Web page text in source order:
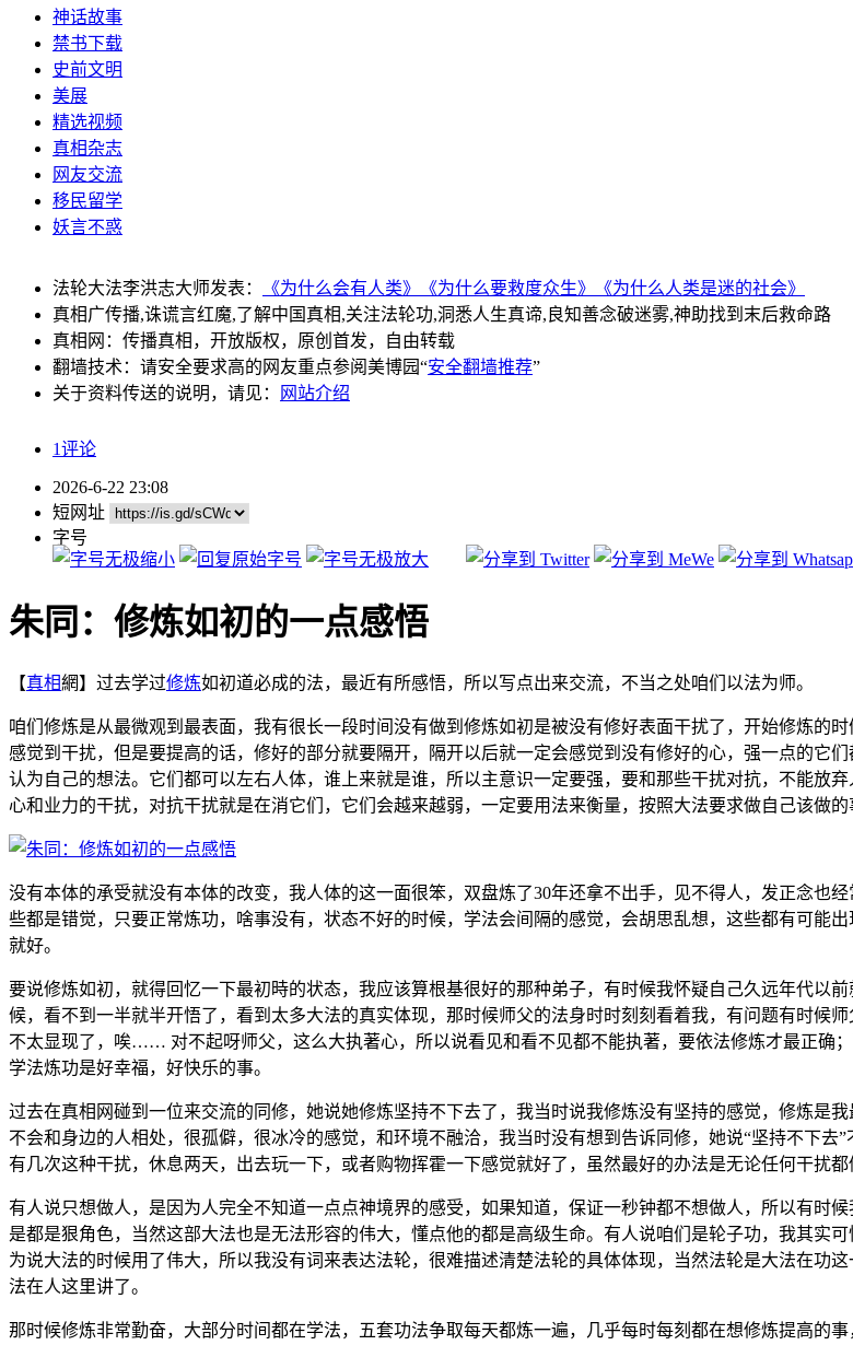
神话故事
禁书下载
史前文明
美展
精选视频
真相杂志
网友交流
移民留学
妖言不惑
法轮大法李洪志大师发表： 《为什么会有人类》 《为什么要救度众生》
《为什么人类是迷的社会》
真相广传播,诛谎言红魔,了解中国真相,关注法轮功,洞悉人生真谛,良知善念破迷雾,神助找到末后救命路
真相网：传播真相，开放版权，原创首发，自由转载
翻墙技术：请安全要求高的网友重点参阅美博园“安全翻墙推荐”
关于资料传送的说明，请见：
网站介绍
1评论
2026-6-22 23:08
短网址
字号
朱同：修炼如初的一点感悟
【真相網】过去学过修炼如初道必成的法，最近有所感悟，所以写点出来交流，不当之处咱们以法为师。
咱们修炼是从最微观到最表面，我有很长一段时间没有做到修炼如初是被没有修好表面干扰了，开始修炼的
感觉到干扰，但是要提高的话，修好的部分就要隔开，隔开以后就一定会感觉到没有修好的心，强一点的它
认为自己的想法。它们都可以左右人体，谁上来就是谁，所以主意识一定要强，要和那些干扰对抗，不能放
心和业力的干扰，对抗干扰就是在消它们，它们会越来越弱，一定要用法来衡量，按照大法要求做自己该做的
没有本体的承受就没有本体的改变，我人体的这一面很笨，双盘炼了30年还拿不出手，见不得人，发正念也
些都是错觉，只要正常炼功，啥事没有，状态不好的时候，学法会间隔的感觉，会胡思乱想，这些都有可能
就好。
要说修炼如初，就得回忆一下最初時的状态，我应该算根基很好的那种弟子，有时候我怀疑自己久远年代以
候，看不到一半就半开悟了，看到太多大法的真实体现，那时候师父的法身时时刻刻看着我，有问题有时候
不太显现了，唉…… 对不起呀师父，这么大执著心，所以说看见和看不见都不能执著，要依法修炼才最正确
学法炼功是好幸福，好快乐的事。
过去在真相网碰到一位来交流的同修，她说她修炼坚持不下去了，我当时说我修炼没有坚持的感觉，修炼是
不会和身边的人相处，很孤僻，很冰冷的感觉，和环境不融洽，我当时没有想到告诉同修，她说“坚持不下
有几次这种干扰，休息两天，出去玩一下，或者购物挥霍一下感觉就好了，虽然最好的办法是无论任何干扰都
有人说只想做人，是因为人完全不知道一点点神境界的感受，如果知道，保证一秒钟都不想做人，所以有时
是都是狠角色，当然这部大法也是无法形容的伟大，懂点他的都是高级生命。有人说咱们是轮子功，我其实
为说大法的时候用了伟大，所以我没有词来表达法轮，很难描述清楚法轮的具体体现，当然法轮是大法在功
法在人这里讲了。
那时候修炼非常勤奋，大部分时间都在学法，五套功法争取每天都炼一遍，几乎每时每刻都在想修炼提高的